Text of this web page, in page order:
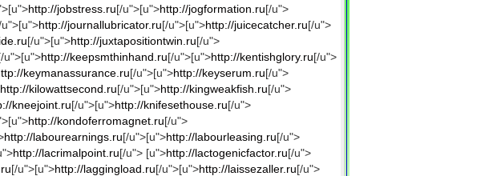
http://jobstress.ru[/u">[u">http://jogformation.ru[/u">
u">[u">http://journallubricator.ru[/u">[u">http://juicecatcher.ru[/u">
[/u">[u">http://juxtapositiontwin.ru[/u">
u">[u">http://keepsmthinhand.ru[/u">[u">http://kentishglory.ru[/u">
keymanassurance.ru[/u">[u">http://keyserum.ru[/u">
http://kilowattsecond.ru[/u">[u">http://kingweakfish.ru[/u">
kneejoint.ru[/u">[u">http://knifesethouse.ru[/u">
http://kondoferromagnet.ru[/u">
http://labourearnings.ru[/u">[u">http://labourleasing.ru[/u">
http://lacrimalpoint.ru[/u"> [u">http://lactogenicfactor.ru[/u">
[/u">[u">http://laggingload.ru[/u">[u">http://laissezaller.ru[/u">